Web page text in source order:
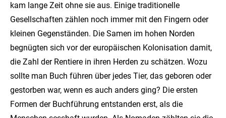
kam lange Zeit ohne sie aus. Einige traditionelle
Gesellschaften zählen noch immer mit den Fingern oder
kleinen Gegenständen. Die Samen im hohen Norden
begnügten sich vor der europäischen Kolonisation damit,
die Zahl der Rentiere in ihren Herden zu schätzen. Wozu
sollte man Buch führen über jedes Tier, das geboren oder
gestorben war, wenn es auch anders ging? Die ersten
Formen der Buchführung entstanden erst, als die